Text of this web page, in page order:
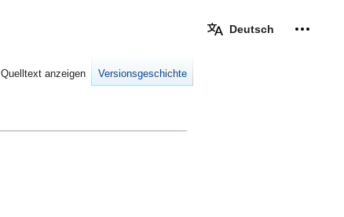
Deutsch
Quelltext anzeigen Versionsgeschichte